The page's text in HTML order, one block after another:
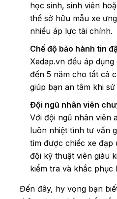
học sinh, sinh viên
thể sở hữu mẫu xe
nhiều áp lực tài chính.
Chế độ bảo hành tin
Xedap.vn đều áp
đến 5 năm cho tất cả
giúp bạn an tâm khi sử
Đội ngũ nhân viên
Với đội ngũ nhân viên
luôn nhiệt tình tư vấn
tìm được chiếc xe đạp
đội kỹ thuật viên giàu
kiểm tra và khắc phục
Đến đây, hy vọng bạn